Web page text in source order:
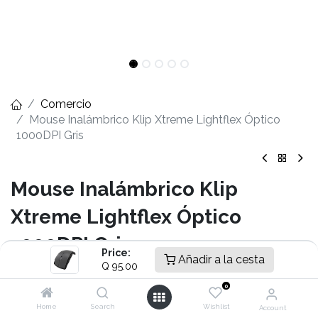
Price:
Q 95.00 Añadir a la cesta
Home Search
0
Wishlist Account
Comercio
Mouse Inalámbrico Klip Xtreme Lightflex Óptico
1000DPI Gris
Mouse Inalámbrico Klip
Xtreme Lightflex Óptico
1000DPI Gris
- Sensor óptico de 1000 DPI
- Diseño ergonómico
- Diseño pegable